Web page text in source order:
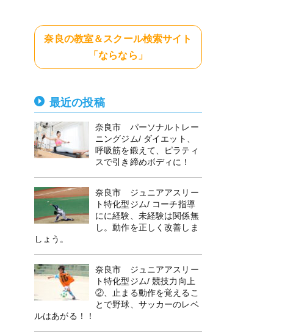
奈良の教室＆スクール検索サイト
「ならなら」
最近の投稿
奈良市 パーソナルトレー
ニングジム/ ダイエット、
呼吸筋を鍛えて、ピラティ
スで引き締めボディに！
奈良市 ジュニアアスリー
ト特化型ジム/ コーチ指導
にに経験、未経験は関係無
し。動作を正しく改善しま
しょう。
奈良市 ジュニアアスリー
ト特化型ジム/ 競技力向上
②、止まる動作を覚えるこ
とで野球、サッカーのレベ
ルはあがる！！